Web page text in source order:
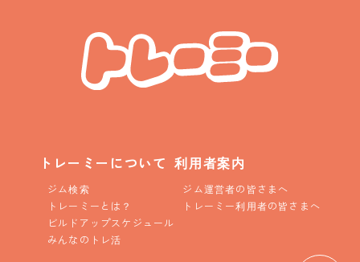
トレーミーについて
ジム検索
トレーミーとは？
ビルドアップスケジュール
みんなのトレ活
利用者案内
ジム運営者の皆さまへ
トレーミー利用者の皆さまへ